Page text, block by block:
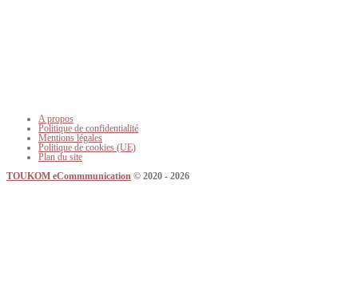
A propos
Politique de confidentialité
Mentions légales
Politique de cookies (UE)
Plan du site
TOUKOM eCommmunication © 2020 - 2026